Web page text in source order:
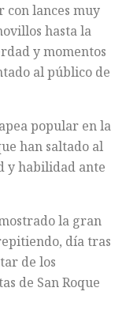
lances muy
hasta la
y momentos
al público de
popular en la
han saltado al
y habilidad ante
la gran
día tras
de los
de San Roque